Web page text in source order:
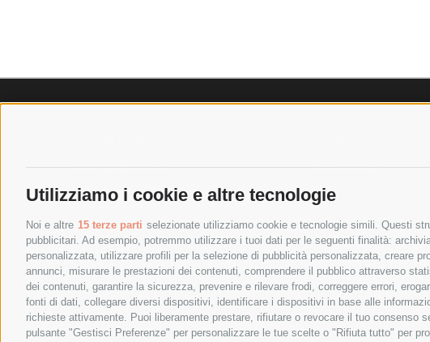
Utilizziamo i cookie e altre tecnologie
Noi e altre 15 terze parti selezionate utilizziamo cookie e tecnologie simili. Questi
pubblicitari. Ad esempio, potremmo utilizzare i tuoi dati per le seguenti finalità:
personalizzata, utilizzare profili per la selezione di pubblicità personalizzata, creare
annunci, misurare le prestazioni dei contenuti, comprendere il pubblico attraverso
dei contenuti, garantire la sicurezza, prevenire e rilevare frodi, correggere errori,
fonti di dati, collegare diversi dispositivi, identificare i dispositivi in base alle
richieste attivamente. Puoi liberamente prestare, rifiutare o revocare il tuo
pulsante "Gestisci Preferenze" per personalizzare le tue scelte o "Rifiuta tutto" per
COSTI DI SPEDIZIONE
TEMPI DI SPEDIZIONE
PRIVACY POLICY
COOKIE POLICY